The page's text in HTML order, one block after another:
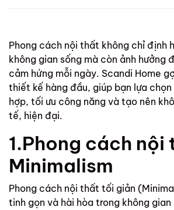
Phong cách nội thất không chỉ định
không gian sống mà còn ảnh hưởng
cảm hứng mỗi ngày. Scandi Home
thiết kế hàng đầu, giúp bạn lựa
hợp, tối ưu công năng và tạo nên
tế, hiện đại.
1.Phong cách nội
Minimalism
Phong cách nội thất tối giản
tinh gọn và hài hòa trong không